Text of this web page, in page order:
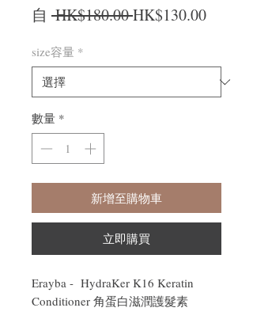
自 HK$180.00 一般價格
HK$130.00促銷價
size容量 *
數量 *
新增至購物車
立即購買
Erayba - HydraKer K16 Keratin
Conditioner 角蛋白滋潤護髮素